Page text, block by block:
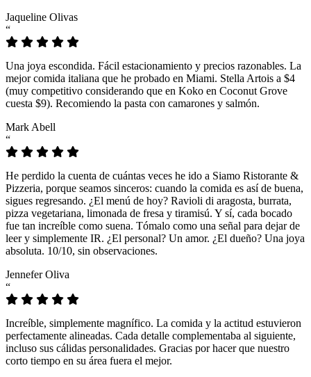
Jaqueline Olivas
“
Una joya escondida. Fácil estacionamiento y precios razonables. La
mejor comida italiana que he probado en Miami. Stella Artois a $4
(muy competitivo considerando que en Koko en Coconut Grove
cuesta $9). Recomiendo la pasta con camarones y salmón.
Mark Abell
“
He perdido la cuenta de cuántas veces he ido a Siamo Ristorante &
Pizzeria, porque seamos sinceros: cuando la comida es así de buena,
sigues regresando. ¿El menú de hoy? Ravioli di aragosta, burrata,
pizza vegetariana, limonada de fresa y tiramisú. Y sí, cada bocado
fue tan increíble como suena. Tómalo como una señal para dejar de
leer y simplemente IR. ¿El personal? Un amor. ¿El dueño? Una joya
absoluta. 10/10, sin observaciones.
Jennefer Oliva
“
Increíble, simplemente magnífico. La comida y la actitud estuvieron
perfectamente alineadas. Cada detalle complementaba al siguiente,
incluso sus cálidas personalidades. Gracias por hacer que nuestro
corto tiempo en su área fuera el mejor.